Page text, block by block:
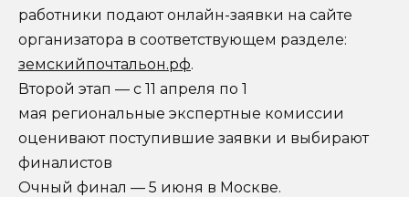
работники подают онлайн-заявки на сайте
организатора в соответствующем разделе:
земскийпочтальон.рф.
Второй этап — с 11 апреля по 1
мая региональные экспертные комиссии
оценивают поступившие заявки и выбирают
финалистов
Очный финал — 5 июня в Москве.